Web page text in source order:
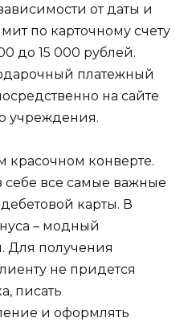
от даты и
по карточному счету
до 15 000 рублей.
платежный
на сайте
учреждения.
красочном конверте.
себе все самые важные
карты. В
– модный
Для получения
не придется
писать
и оформлять